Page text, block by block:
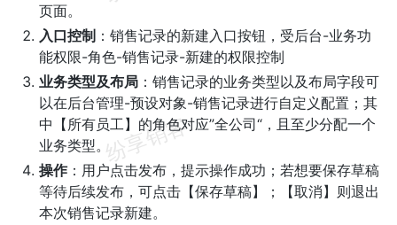
页面。
入口控制 ：销售记录的新建入口按钮，受后台-业务功
能权限-角色-销售记录-新建的权限控制
业务类型及布局 ：销售记录的业务类型以及布局字段可
以在后台管理-预设对象-销售记录进行自定义配置；其
中【所有员工】的角色对应”全公司“，且至少分配一个
业务类型。
操作：用户点击发布，提示操作成功；若想要保存草稿
等待后续发布，可点击【保存草稿】；【取消】则退出
本次销售记录新建。